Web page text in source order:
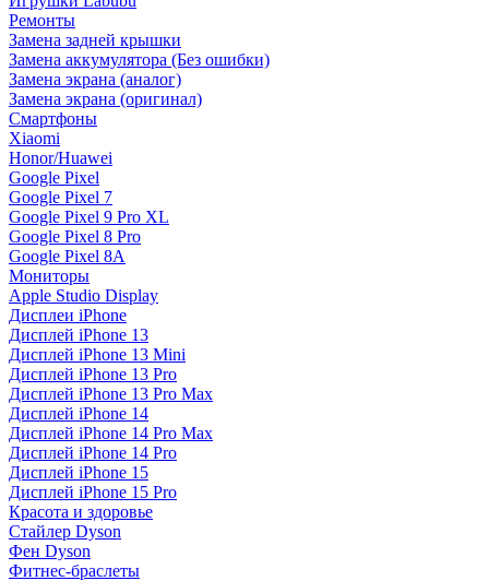
Ремонты
Замена задней крышки
Замена аккумулятора (Без ошибки)
Замена экрана (аналог)
Замена экрана (оригинал)
Смартфоны
Xiaomi
Honor/Huawei
Google Pixel
Google Pixel 7
Google Pixel 9 Pro XL
Google Pixel 8 Pro
Google Pixel 8A
Мониторы
Apple Studio Display
Дисплеи iPhone
Дисплей iPhone 13
Дисплей iPhone 13 Mini
Дисплей iPhone 13 Pro
Дисплей iPhone 13 Pro Max
Дисплей iPhone 14
Дисплей iPhone 14 Pro Max
Дисплей iPhone 14 Pro
Дисплей iPhone 15
Дисплей iPhone 15 Pro
Красота и здоровье
Стайлер Dyson
Фен Dyson
Фитнес-браслеты